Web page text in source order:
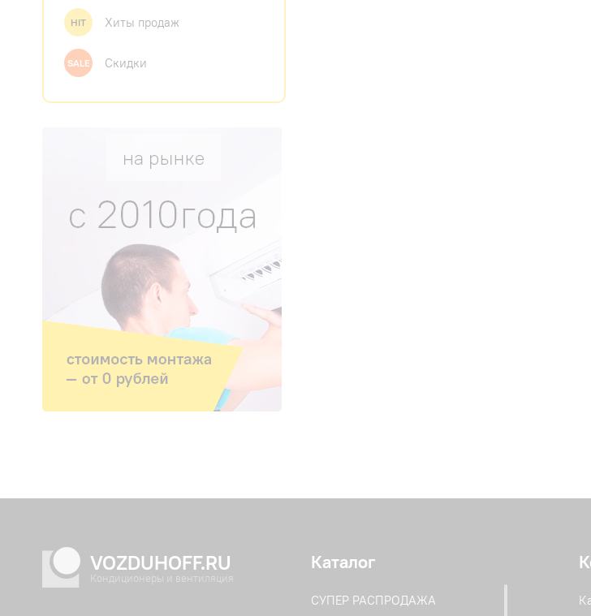
HIT Хиты продаж
SALE Скидки
VOZDUHOFF.RU
Кондиционеры и вентиляция
Каталог
СУПЕР РАСПРОДАЖА